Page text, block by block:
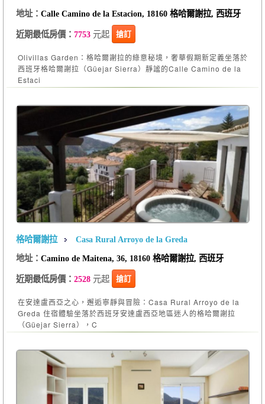
地址： Calle Camino de la Estacion, 18160 格哈爾謝拉, 西班牙
近期最低房價： 7753元起 搶訂
Olivillas Garden：格哈爾謝拉的綠意秘境，奢華假期新定義坐落於
西班牙格哈爾謝拉（Güejar Sierra）靜謐的Calle Camino de la
Estaci
格哈爾謝拉
Casa Rural Arroyo de la Greda
地址： Camino de Maitena, 36, 18160 格哈爾謝拉, 西班牙
近期最低房價： 2528元起 搶訂
在安達盧西亞之心，邂逅寧靜與冒險：Casa Rural Arroyo de la
Greda 住宿體驗坐落於西班牙安達盧西亞地區迷人的格哈爾謝拉
（Güejar Sierra），C